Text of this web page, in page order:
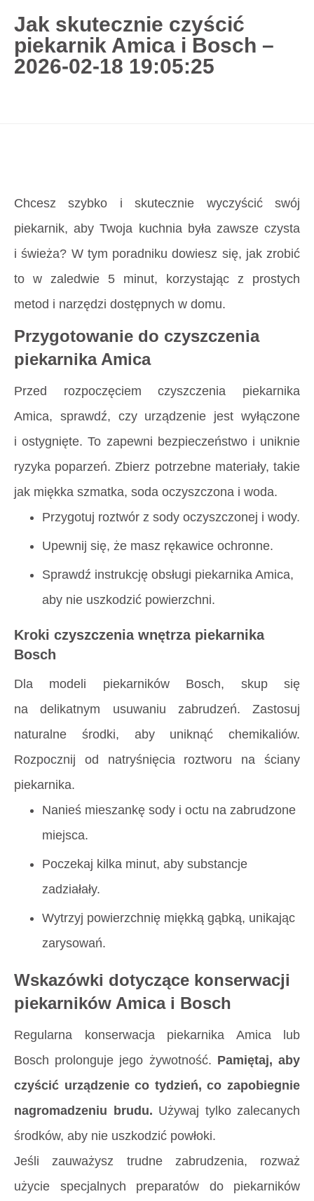
727 775 478
Jak skutecznie czyścić
piekarnik Amica i Bosch –
2026-02-18 19:05:25
Chcesz szybko i skutecznie wyczyścić swój
piekarnik, aby Twoja kuchnia była zawsze czysta
i świeża? W tym poradniku dowiesz się, jak zrobić
to w zaledwie 5 minut, korzystając z prostych
metod i narzędzi dostępnych w domu.
Przygotowanie do czyszczenia
piekarnika Amica
Przed rozpoczęciem czyszczenia piekarnika
Amica, sprawdź, czy urządzenie jest wyłączone
i ostygnięte. To zapewni bezpieczeństwo i uniknie
ryzyka poparzeń. Zbierz potrzebne materiały, takie
jak miękka szmatka, soda oczyszczona i woda.
Przygotuj roztwór z sody oczyszczonej i wody.
Upewnij się, że masz rękawice ochronne.
Sprawdź instrukcję obsługi piekarnika Amica,
aby nie uszkodzić powierzchni.
Kroki czyszczenia wnętrza piekarnika
Bosch
Dla modeli piekarników Bosch, skup się
na delikatnym usuwaniu zabrudzeń. Zastosuj
naturalne środki, aby uniknąć chemikaliów.
Rozpocznij od natryśnięcia roztworu na ściany
piekarnika.
Nanieś mieszankę sody i octu na zabrudzone
miejsca.
Poczekaj kilka minut, aby substancje
zadziałały.
Wytrzyj powierzchnię miękką gąbką, unikając
zarysowań.
Wskazówki dotyczące konserwacji
piekarników Amica i Bosch
Regularna konserwacja piekarnika Amica lub
Bosch prolonguje jego żywotność. Pamiętaj, aby
czyścić urządzenie co tydzień, co zapobiegnie
nagromadzeniu brudu. Używaj tylko zalecanych
środków, aby nie uszkodzić powłoki.
Jeśli zauważysz trudne zabrudzenia, rozważ
użycie specjalnych preparatów do piekarników